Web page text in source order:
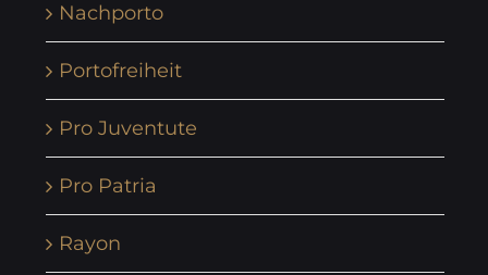
Nachporto
Portofreiheit
Pro Juventute
Pro Patria
Rayon